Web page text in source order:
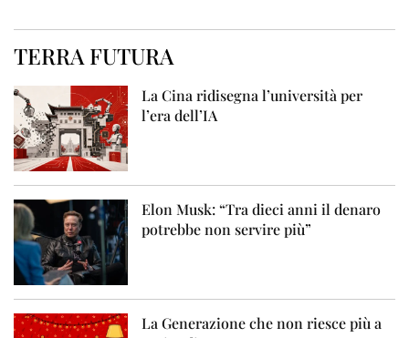
TERRA FUTURA
La Cina ridisegna l’università per
l’era dell’IA
Elon Musk: “Tra dieci anni il denaro
potrebbe non servire più”
La Generazione che non riesce più a